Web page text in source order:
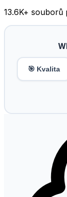
13.6K+ souborů
🎯 Kvalita